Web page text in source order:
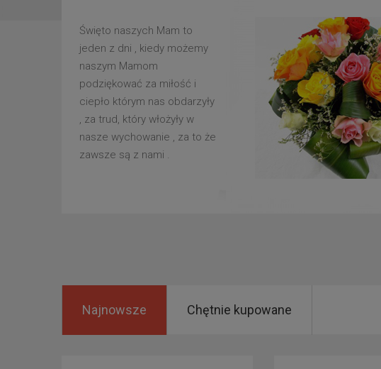
Święto naszych Mam to
jeden z dni , kiedy możemy
naszym Mamom
podziękować za miłość i
ciepło którym nas obdarzyły
, za trud, który włożyły w
nasze wychowanie , za to że
zawsze są z nami .
Najnowsze Chętnie kupowane